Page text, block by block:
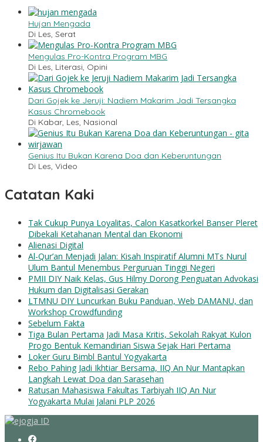
Hujan Mengada
Di Les, Serat
Mengulas Pro-Kontra Program MBG
Di Les, Literasi, Opini
Dari Gojek ke Jeruji: Nadiem Makarim Jadi Tersangka
Kasus Chromebook
Di Kabar, Les, Nasional
Genius Itu Bukan Karena Doa dan Keberuntungan
Di Les, Video
Catatan Kaki
Tak Cukup Punya Loyalitas, Calon Kasatkorkel Banser Pleret
Dibekali Ketahanan Mental dan Ekonomi
Alienasi Digital
Al-Qur’an Menjadi Jalan: Kisah Inspiratif Alumni MTs Nurul
Ulum Bantul Menembus Perguruan Tinggi Negeri
PMII DIY Naik Kelas, Gus Hilmy Dorong Penguatan Advokasi
Hukum dan Digitalisasi Gerakan
LTMNU DIY Luncurkan Buku Panduan, Web DAMANU, dan
Workshop Crowdfunding
Sebelum Fakta
Tiga Bulan Pertama Jadi Masa Kritis, Sekolah Rakyat Kulon
Progo Bentuk Kemandirian Siswa Sejak Hari Pertama
Loker Guru Bimbl Bantul Yogyakarta
Rebo Pahing Jadi Ikhtiar Bersama, IIQ An Nur Mantapkan
Langkah Lewat Doa dan Sarasehan
Ratusan Mahasiswa Fakultas Tarbiyah IIQ An Nur
Yogyakarta Mulai Jalani PLP 2026